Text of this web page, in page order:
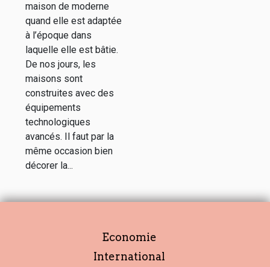
maison de moderne
quand elle est adaptée
à l’époque dans
laquelle elle est bâtie.
De nos jours, les
maisons sont
construites avec des
équipements
technologiques
avancés. Il faut par la
même occasion bien
décorer la...
Economie
International